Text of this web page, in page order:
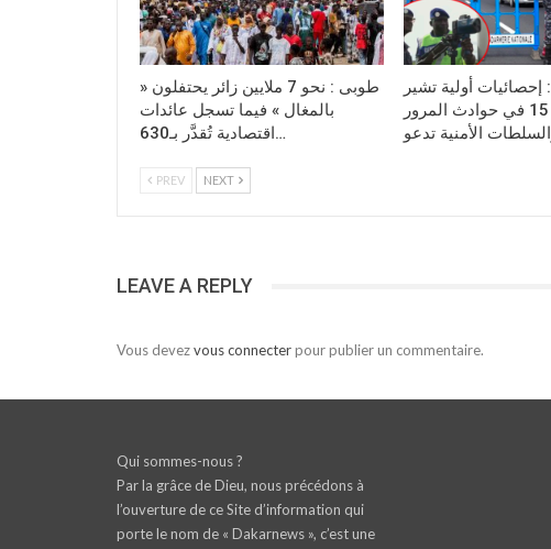
طوبى : نحو 7 ملايين زائر يحتفلون «
بالمغال » فيما تسجل عائدات
اقتصادية تُقدَّر بـ630…
مغال-2026 : إحصائيات أولية تشير
إلى وفاة 15 في حوادث المرور
PREV NEXT
LEAVE A REPLY
Vous devezvous connecterpour publier un commentaire.
Qui sommes-nous ?
Par la grâce de Dieu, nous précédons à
l’ouverture de ce Site d’information qui
porte le nom de « Dakarnews », c’est une